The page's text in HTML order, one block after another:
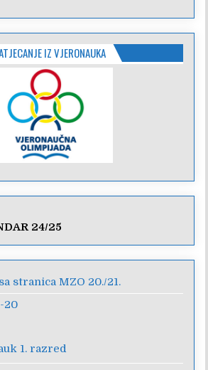
IZ VJERONAUKA
24/25
stranica MZO 20./21.
20
1. razred